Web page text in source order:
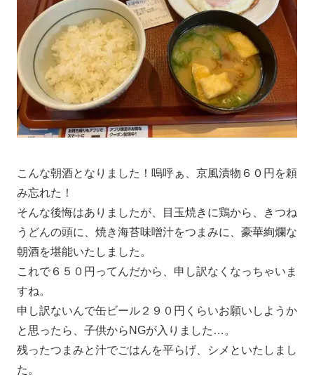
こんな朝酒となりました！嗚呼ぁ、京風漬物６０円を頼
み忘れた！
そんな後悔はありましたが、目玉焼きに鶏から、きつね
うどんの頭に、焼き海苔味噌汁をつまみに、豪華絢爛な
朝酒を堪能いたしました。
これで６５０円ってんだから、申し訳なくなっちゃいま
すね。
申し訳ないんで缶ビール２９０円くらいお願いしようか
と思ったら、子供からNGが入りました…。
残ったつまみと汁でごはんを平らげ、シメといたしまし
た。